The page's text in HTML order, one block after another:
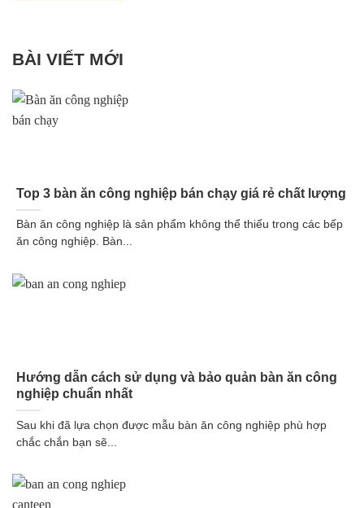
BÀI VIẾT MỚI
Top 3 bàn ăn công nghiệp bán chạy giá rẻ chất lượng
Bàn ăn công nghiệp là sản phẩm không thể thiếu trong các bếp
ăn công nghiệp. Bàn...
Hướng dẫn cách sử dụng và bảo quản bàn ăn công
nghiệp chuẩn nhất
Sau khi đã lựa chọn được mẫu bàn ăn công nghiệp phù hợp
chắc chắn bạn sẽ...